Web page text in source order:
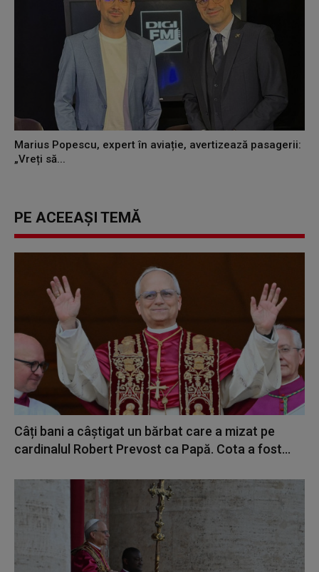
Marius Popescu, expert în aviație, avertizează pasagerii:
„Vreți să...
PE ACEEAȘI TEMĂ
Câți bani a câștigat un bărbat care a mizat pe
cardinalul Robert Prevost ca Papă. Cota a fost...